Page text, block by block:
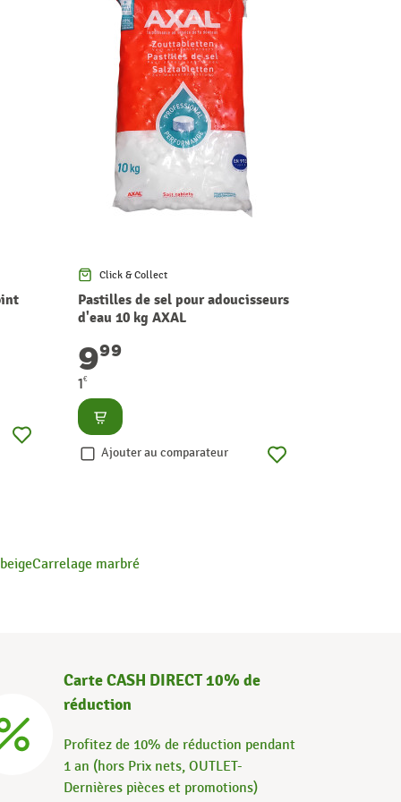
Click & Collect
Pastilles de sel pour adoucisseurs
d'eau 10 kg AXAL
999
1€
Consulter
Ajouter au comparateur
Carrelage marbré
Carte CASH DIRECT 10% de
réduction
Profitez de 10% de réduction pendant
1 an (hors Prix nets, OUTLET-
Dernières pièces et promotions)